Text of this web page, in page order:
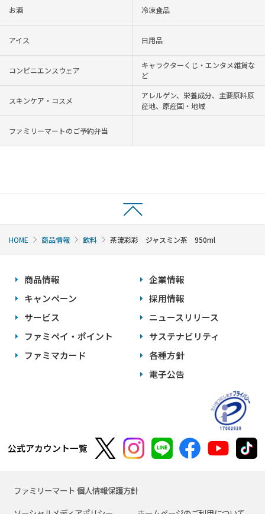
お酒 冷凍食品
アイス 日用品
コンビニエンスウェア
キャラクターくじ・エンタメ雑貨な
ど
スキンケア・コスメ
アレルゲン、栄養成分、主要原料原
産地、原産国・地域
ファミリーマートのご予約弁当
HOME 商品情報 飲料 茶流彩彩 ジャスミン茶 950ml
商品情報
キャンペーン
サービス
ファミペイ・ポイント
ファミマカード
企業情報
採用情報
ニュースリリース
サステナビリティ
各種方針
電子公告
公式アカウント一覧
ファミリーマート 個人情報保護方針